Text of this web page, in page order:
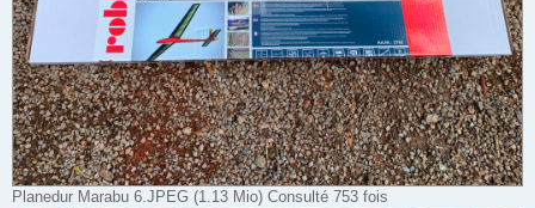
Planedur Marabu 6.JPEG (1.13 Mio) Consulté 753 fois